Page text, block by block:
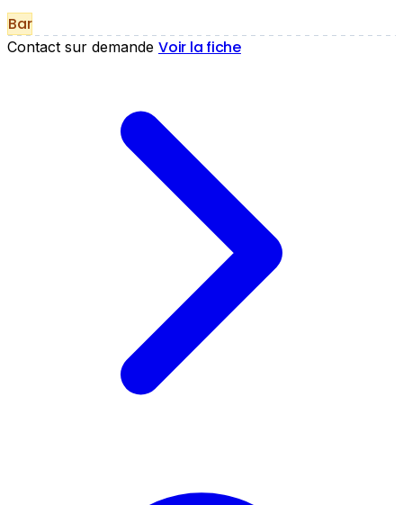
Bar
Contact sur demande Voir la fiche